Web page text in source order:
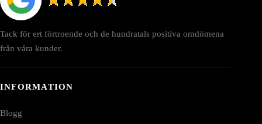
Tack för ert förtroende och de hundratals positiva omdömena
från våra kunder.
INFORMATION
Blogg